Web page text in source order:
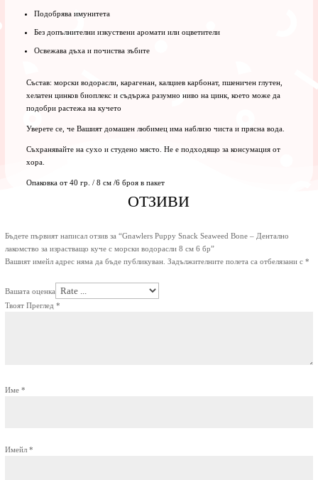
Подобрява имунитета
Без допълнителни изкуствени аромати или оцветители
Освежава дъха и почиства зъбите
Състав: морски водорасли, карагенан, калциев карбонат, пшеничен глутен,
хелатен цинков биоплекс и съдържа разумно ниво на цинк, което може да
подобри растежа на кучето
Уверете се, че Вашият домашен любимец има наблизо чиста и прясна вода.
Съхранявайте на сухо и студено място. Не е подходящо за консумация от
хора.
Опаковка от 40 гр. / 8 см /6 броя в пакет
ОТЗИВИ
Бъдете първият написал отзив за “Gnawlers Puppy Snack Seaweed Bone – Дентално
лакомство за израстващо куче с морски водорасли 8 см 6 бр”
Вашият имейл адрес няма да бъде публикуван. Задължителните полета са отбелязани с *
Вашата оценка
Твоят Преглед *
Име *
Имейл *